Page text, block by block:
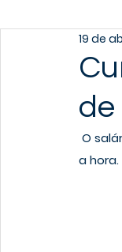
Promoções
de
19 de
a